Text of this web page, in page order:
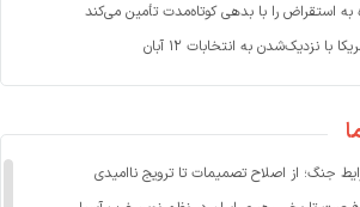
به استقراض را با بدهی کوتاه‌مدت تأمین می‌کند
نزدیک‌شدن به انتخابات ۱۲ آبان
جنگ؛ از اصلاح تصمیمات تا ترویج ناامیدی